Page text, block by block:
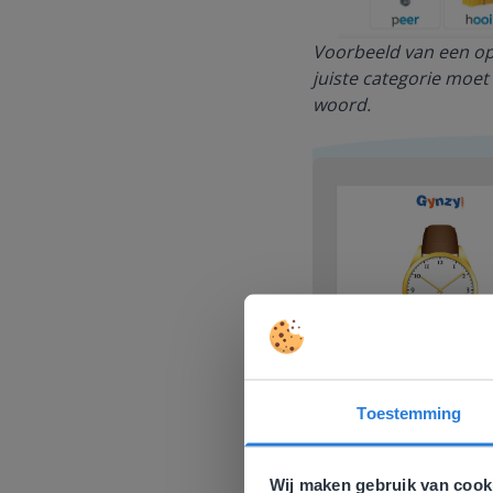
Toestemming
Wij maken gebruik van
Voorbeeld van een
juiste categorie
woord.
Deze
Gezien